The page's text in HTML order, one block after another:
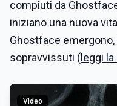
compiuti da
iniziano una nuova
Ghostface
sopravvissuti ( leggi
Video